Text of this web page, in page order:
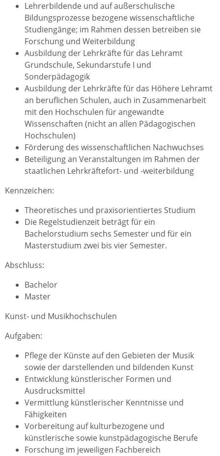
Lehrerbildende und auf außerschulische
Bildungsprozesse bezogene wissenschaftliche
Studiengänge; im Rahmen dessen betreiben sie
Forschung und Weiterbildung
Ausbildung der Lehrkräfte für das Lehramt
Grundschule, Sekundarstufe I und
Sonderpädagogik
Ausbildung der Lehrkräfte für das Höhere Lehramt
an beruflichen Schulen, auch in Zusammenarbeit
mit den Hochschulen für angewandte
Wissenschaften (nicht an allen Pädagogischen
Hochschulen)
Förderung des wissenschaftlichen Nachwuchses
Beteiligung an Veranstaltungen im Rahmen der
staatlichen Lehrkräftefort- und -weiterbildung
Kennzeichen:
Theoretisches und praxisorientiertes Studium
Die Regelstudienzeit beträgt für ein
Bachelorstudium sechs Semester und für ein
Masterstudium zwei bis vier Semester.
Abschluss:
Bachelor
Master
Kunst- und Musikhochschulen
Aufgaben:
Pflege der Künste auf den Gebieten der Musik
sowie der darstellenden und bildenden Kunst
Entwicklung künstlerischer Formen und
Ausdrucksmittel
Vermittlung künstlerischer Kenntnisse und
Fähigkeiten
Vorbereitung auf kulturbezogene und
künstlerische sowie kunstpädagogische Berufe
Forschung im jeweiligen Fachbereich